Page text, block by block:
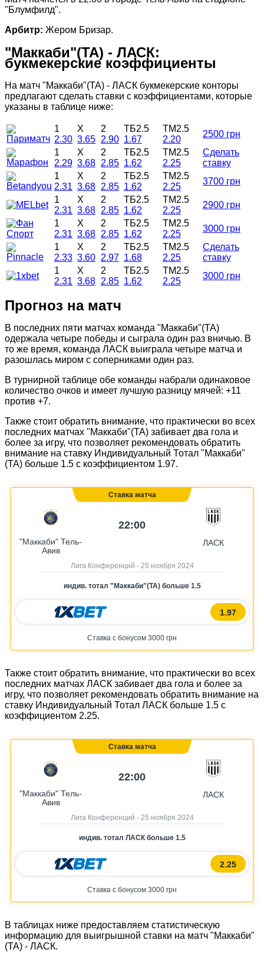
"Блумфилд".
Арбитр: Жером Бризар.
"Маккаби"(ТА) - ЛАСК:
букмекерские коэффициенты
На матч "Маккаби"(ТА) - ЛАСК букмекерские конторы
предлагают сделать ставки с коэффициентами, которые
указаны в таблице ниже:
1
2.30
X
3.65
2
2.90
ТБ2.5
1.67
ТМ2.5
2.20
2500 грн
1
2.29
X
3.68
2
2.85
ТБ2.5
1.62
ТМ2.5
2.25
Сделать
ставку
1
2.31
X
3.68
2
2.85
ТБ2.5
1.62
ТМ2.5
2.25
3700 грн
1
2.31
X
3.68
2
2.85
ТБ2.5
1.62
ТМ2.5
2.25
2900 грн
1
2.31
X
3.68
2
2.85
ТБ2.5
1.62
ТМ2.5
2.25
3000 грн
1
2.33
X
3.60
2
2.97
ТБ2.5
1.68
ТМ2.5
2.25
Сделать
ставку
1
2.31
X
3.68
2
2.85
ТБ2.5
1.62
ТМ2.5
2.25
3000 грн
Прогноз на матч
В последних пяти матчах команда "Маккаби"(ТА)
одержала четыре победы и сыграла один раз вничью. В
то же время, команда ЛАСК выиграла четыре матча и
разошлась миром с соперниками один раз.
В турнирной таблице обе команды набрали одинаковое
количество очков и имеет лучшую разницу мячей: +11
против +7.
Также стоит обратить внимание, что практически во всех
последних матчах "Маккаби"(ТА) забивает два гола и
более за игру, что позволяет рекомендовать обратить
внимание на ставку Индивидуальный Тотал "Маккаби"
(ТА) больше 1.5 с коэффициентом 1.97.
Ставка матча
"Маккаби" Тель-
Авив
ЛАСК
22:00
Лига Конференций - 25 ноября 2024
Ставка с бонусом 3000 грн
индив. тотал "Маккаби"(ТА) больше 1.5
1.97
Также стоит обратить внимание, что практически во всех
последних матчах ЛАСК забивает два гола и более за
игру, что позволяет рекомендовать обратить внимание на
ставку Индивидуальный Тотал ЛАСК больше 1.5 с
коэффициентом 2.25.
Ставка матча
"Маккаби" Тель-
Авив
ЛАСК
22:00
Лига Конференций - 25 ноября 2024
Ставка с бонусом 3000 грн
индив. тотал ЛАСК больше 1.5
2.25
В таблицах ниже предоставляем статистическую
информацию для выигрышной ставки на матч "Маккаби"
(ТА) - ЛАСК.